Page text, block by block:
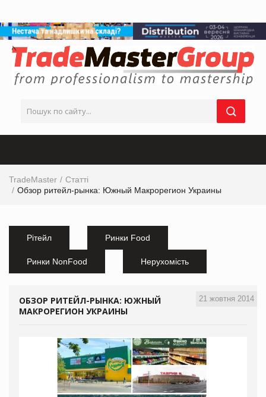
TradeMaster
Статті
Обзор ритейл-рынка: Южный Макрорегион Украины
Рітейл Ринки Food
Ринки NonFood Нерухомість
21 жовтня 2014
ОБЗОР РИТЕЙЛ-РЫНКА: ЮЖНЫЙ
МАКРОРЕГИОН УКРАИНЫ